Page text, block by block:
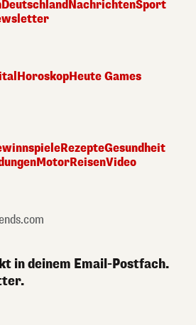
DeutschlandNachrichtenSport
HoroskopHeute Games
RezepteGesundheit
MotorReisenVideo
in deinem Email-Postfach.